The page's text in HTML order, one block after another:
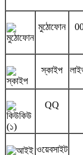
মুঠোফোন
স্কাইপ
QQ
ওয়েবসাইট